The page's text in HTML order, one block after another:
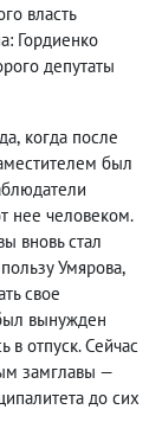
власть
Гордиенко
депутаты
, когда после
был
нее человеком.
вновь стал
Умярова,
свое
вынужден
в отпуск. Сейчас
замглавы —
до сих